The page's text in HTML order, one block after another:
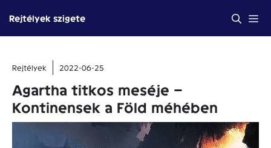
tartalomba
Rejtélyek szigete
Rejtélyek 2022-06-25
Agartha titkos meséje –
Kontinensek a Föld méhében